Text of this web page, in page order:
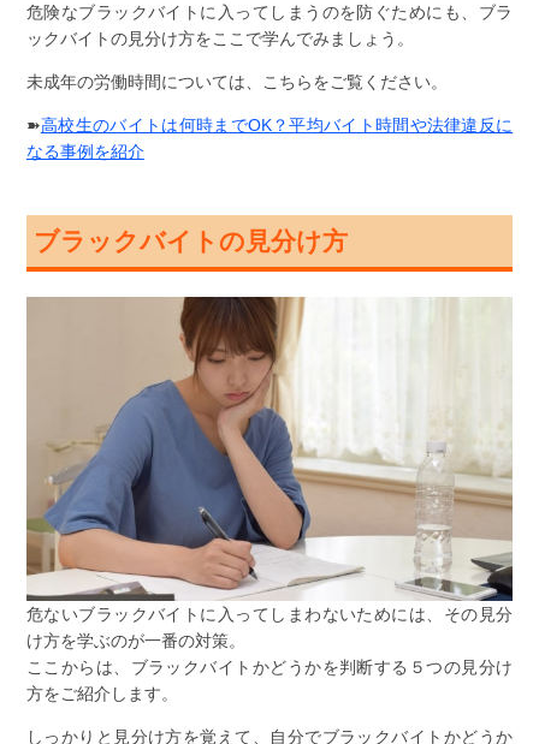
危険なブラックバイトに入ってしまうのを防ぐためにも、ブラ
ックバイトの見分け方をここで学んでみましょう。
未成年の労働時間については、こちらをご覧ください。
➽高校生のバイトは何時までOK？平均バイト時間や法律違反に
なる事例を紹介
ブラックバイトの見分け方
危ないブラックバイトに入ってしまわないためには、その見分
け方を学ぶのが一番の対策。
ここからは、ブラックバイトかどうかを判断する５つの見分け
方をご紹介します。
しっかりと見分け方を覚えて、自分でブラックバイトかどうか